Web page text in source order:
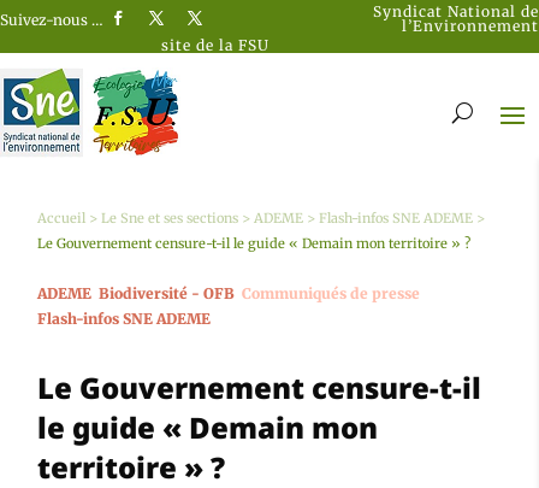
Suivez-nous …
Syndicat National de
l’Environnement
site de la FSU
Accueil >Le Sne et ses sections >ADEME >Flash-infos SNE ADEME >
Le Gouvernement censure-t-il le guide « Demain mon territoire » ?
ADEME Biodiversité - OFB Communiqués de presse
Flash-infos SNE ADEME
Le Gouvernement censure-t-il
le guide « Demain mon
territoire » ?